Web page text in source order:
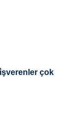
çok